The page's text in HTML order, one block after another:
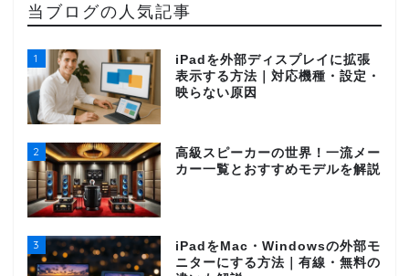
当ブログの人気記事
1
iPadを外部ディスプレイに拡張
表示する方法｜対応機種・設定・
映らない原因
2
高級スピーカーの世界！一流メー
カー一覧とおすすめモデルを解説
3
iPadをMac・Windowsの外部モ
ニターにする方法｜有線・無料の